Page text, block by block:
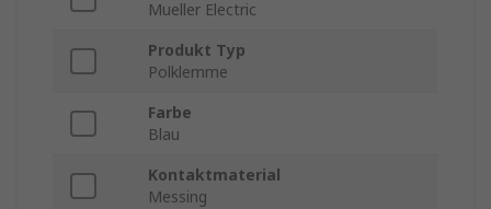
Mueller Electric
Produkt Typ
Polklemme
Farbe
Blau
Kontaktmaterial
Messing